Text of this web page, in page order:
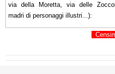
via della Moretta, via delle
madri di personaggi illustri...):